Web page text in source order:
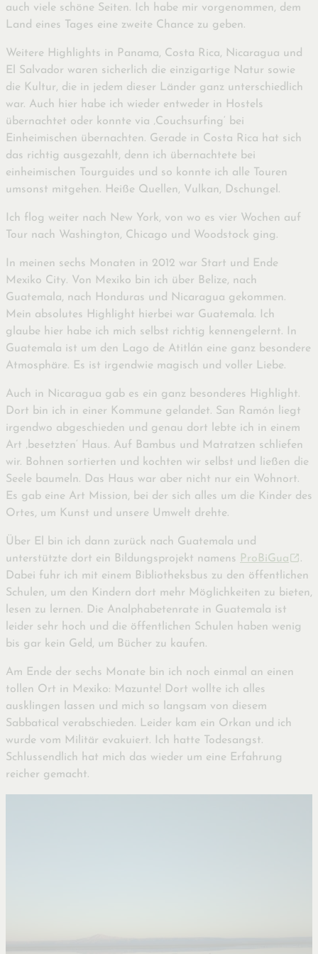
auch viele schöne Seiten. Ich habe mir vorgenommen, dem
Land eines Tages eine zweite Chance zu geben.
Weitere Highlights in Panama, Costa Rica, Nicaragua und
El Salvador waren sicherlich die einzigartige Natur sowie
die Kultur, die in jedem dieser Länder ganz unterschiedlich
war. Auch hier habe ich wieder entweder in Hostels
übernachtet oder konnte via ‚Couchsurfing‘ bei
Einheimischen übernachten. Gerade in Costa Rica hat sich
das richtig ausgezahlt, denn ich übernachtete bei
einheimischen Tourguides und so konnte ich alle Touren
umsonst mitgehen. Heiße Quellen, Vulkan, Dschungel.
Ich flog weiter nach New York, von wo es vier Wochen auf
Tour nach Washington, Chicago und Woodstock ging.
In meinen sechs Monaten in 2012 war Start und Ende
Mexiko City. Von Mexiko bin ich über Belize, nach
Guatemala, nach Honduras und Nicaragua gekommen.
Mein absolutes Highlight hierbei war Guatemala. Ich
glaube hier habe ich mich selbst richtig kennengelernt. In
Guatemala ist um den Lago de Atitlán eine ganz besondere
Atmosphäre. Es ist irgendwie magisch und voller Liebe.
Auch in Nicaragua gab es ein ganz besonderes Highlight.
Dort bin ich in einer Kommune gelandet. San Ramón liegt
irgendwo abgeschieden und genau dort lebte ich in einem
Art ‚besetzten‘ Haus. Auf Bambus und Matratzen schliefen
wir. Bohnen sortierten und kochten wir selbst und ließen die
Seele baumeln. Das Haus war aber nicht nur ein Wohnort.
Es gab eine Art Mission, bei der sich alles um die Kinder des
Ortes, um Kunst und unsere Umwelt drehte.
Über El bin ich dann zurück nach Guatemala und
unterstützte dort ein Bildungsprojekt namens
ProBiGua
.
Dabei fuhr ich mit einem Bibliotheksbus zu den öffentlichen
Schulen, um den Kindern dort mehr Möglichkeiten zu bieten,
lesen zu lernen. Die Analphabetenrate in Guatemala ist
leider sehr hoch und die öffentlichen Schulen haben wenig
bis gar kein Geld, um Bücher zu kaufen.
Am Ende der sechs Monate bin ich noch einmal an einen
tollen Ort in Mexiko: Mazunte! Dort wollte ich alles
ausklingen lassen und mich so langsam von diesem
Sabbatical verabschieden. Leider kam ein Orkan und ich
wurde vom Militär evakuiert. Ich hatte Todesangst.
Schlussendlich hat mich das wieder um eine Erfahrung
reicher gemacht.